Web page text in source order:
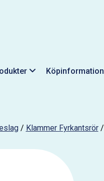
Köpinformation
/ Klammer Fyrkantsrör/